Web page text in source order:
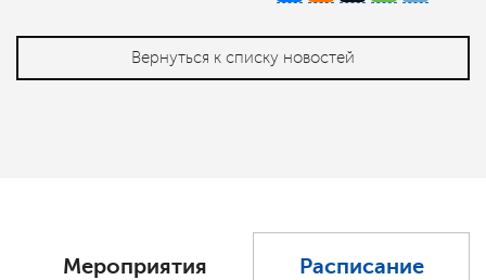
Вернуться к списку новостей
Мероприятия Расписание